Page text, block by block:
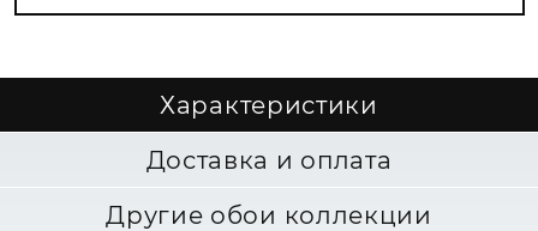
Характеристики
Доставка и оплата
Другие обои коллекции